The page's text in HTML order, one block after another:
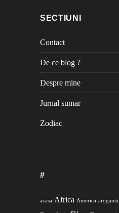
SECTIUNI
Contact
De ce blog ?
Despre mine
Jurnal sumar
Zodiac
#
acasa Africa America aroganta